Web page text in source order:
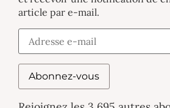
article par e-mail.
Abonnez-vous